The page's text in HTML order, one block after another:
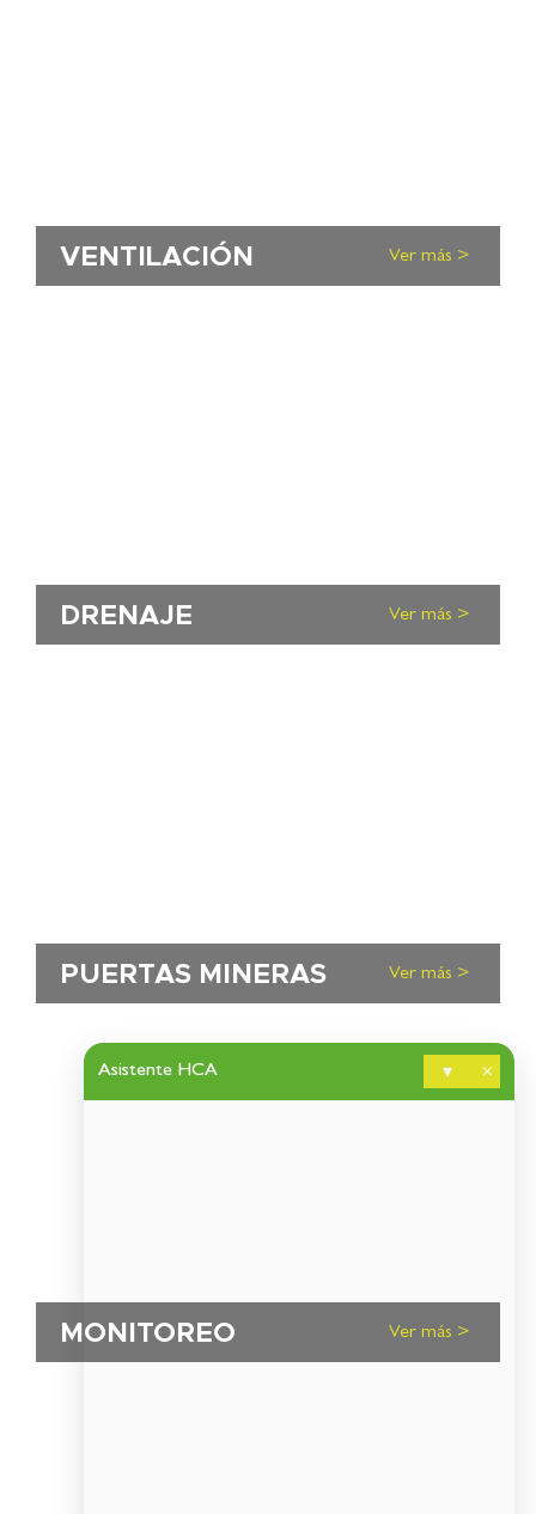
Asistente HCA ▾ ×
VENTILACIÓN Ver más >
DRENAJE Ver más >
PUERTAS MINERAS Ver más >
MONITOREO Ver más >